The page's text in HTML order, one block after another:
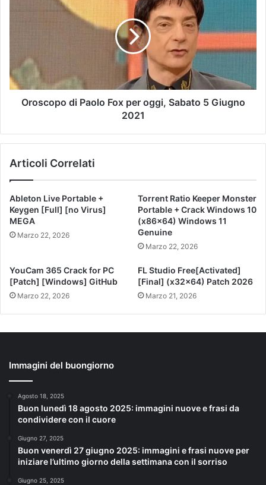
Oroscopo di Paolo Fox per oggi, Sabato 5 Giugno
2021
Articoli Correlati
Ableton Live Portable +
Keygen [Full] [no Virus]
MEGA
Marzo 22, 2026
Torrent Ratio Keeper Monster
Portable + Crack Windows 10
(x86x64) Windows 11
Genuine
Marzo 22, 2026
YouCam 365 Crack for PC
[Patch] [Windows] GitHub
Marzo 22, 2026
FL Studio Free[Activated]
[Final] (x32x64) Patch 2026
Marzo 21, 2026
Immagini del buongiorno
Agosto 18, 2025
Buon lunedì 18 agosto 2025: immagini nuove e frasi da
condividere con il cuore
Giugno 27, 2025
Buon venerdì 27 giugno 2025: immagini e frasi nuove per
iniziare l’ultimo giorno della settimana con il sorriso
Giugno 25, 2025